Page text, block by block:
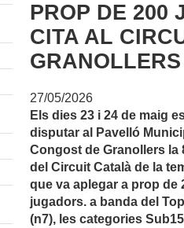
PROP DE 200
CITA AL
GRANOLLERS
27/05/2026
Els dies 23 i 24 de maig
disputar al Pavelló
Congost de Granollers la
del Circuit Català de la
que va aplegar a prop de
jugadors. a banda del
(n7), les categories